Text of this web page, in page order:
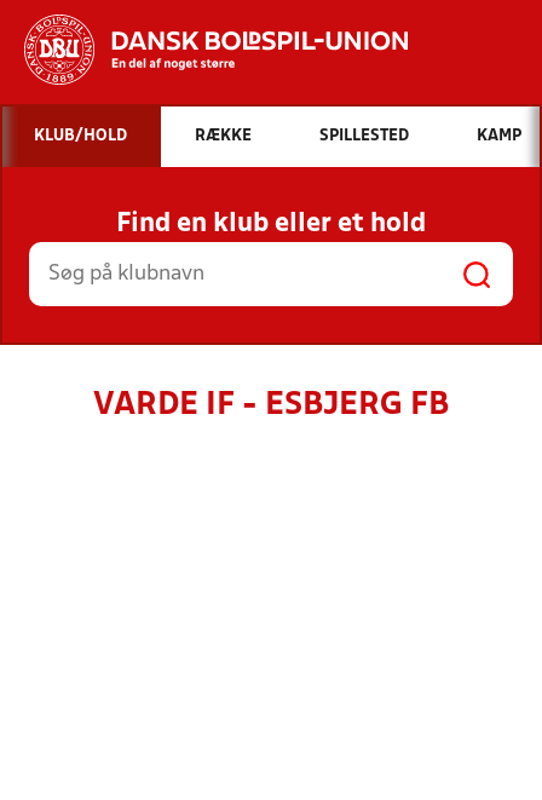
Hvad vil du søge efter?
INDHOLD OG NYHEDER
STILLINGER, RESULTATER, KLUBBER OG
HOLD
KLUB/HOLD RÆKKE SPILLESTED KAMP
Find en klub eller et hold
VARDE IF - ESBJERG FB